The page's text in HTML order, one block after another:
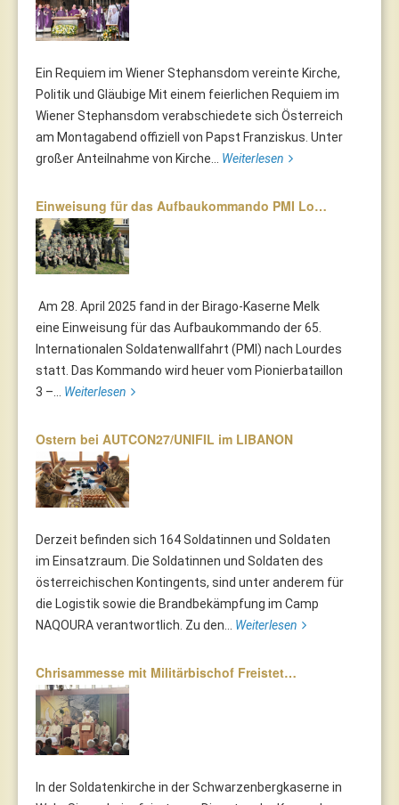
Ein Requiem im Wiener Stephansdom vereinte Kirche,
Politik und Gläubige Mit einem feierlichen Requiem im
Wiener Stephansdom verabschiedete sich Österreich
am Montagabend offiziell von Papst Franziskus. Unter
großer Anteilnahme von Kirche... Weiterlesen
Einweisung für das Aufbaukommando PMI Lo…
Am 28. April 2025 fand in der Birago-Kaserne Melk
eine Einweisung für das Aufbaukommando der 65.
Internationalen Soldatenwallfahrt (PMI) nach Lourdes
statt. Das Kommando wird heuer vom Pionierbataillon
3 –... Weiterlesen
Ostern bei AUTCON27/UNIFIL im LIBANON
Derzeit befinden sich 164 Soldatinnen und Soldaten
im Einsatzraum. Die Soldatinnen und Soldaten des
österreichischen Kontingents, sind unter anderem für
die Logistik sowie die Brandbekämpfung im Camp
NAQOURA verantwortlich. Zu den... Weiterlesen
Chrisammesse mit Militärbischof Freistet…
In der Soldatenkirche in der Schwarzenbergkaserne in